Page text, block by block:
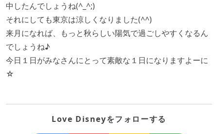
中したんでしょうね(^_^;)
それにしても東京は涼しくなりました(^^)
来月になれば、もっと秋らしい陽気で過ごしやすくなるん
でしょうね♪
今日１日がみなさんにとって素敵な１日になりますよーに
☆
Love Disneyをフォローする